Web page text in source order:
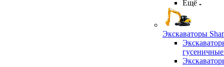
Ещё
Экскаваторы